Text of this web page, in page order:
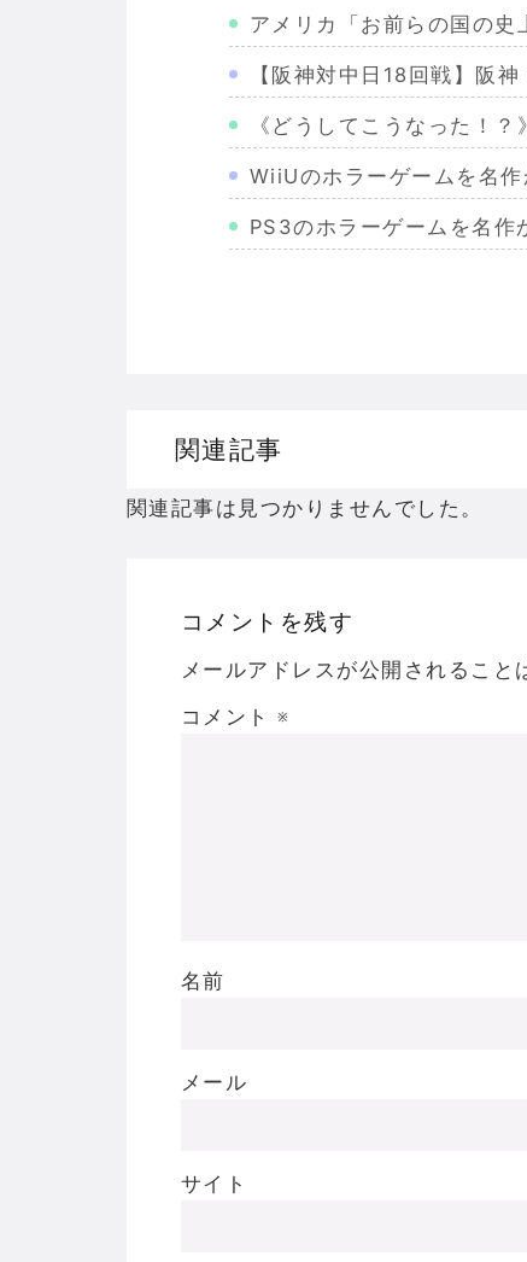
アメリカ「お前らの国の史
【阪神対中日18回戦】阪
《どうしてこうなった！
WiiUのホラーゲームを名
PS3のホラーゲームを名
PS2のホラーゲームを名
ドリームキャストのホラ
Powered by livedoor 相互RSS
関連記事
関連記事は見つかりませんでした。
コメントを残す
メールアドレスが公開されること
コメント ※
名前
メール
サイト